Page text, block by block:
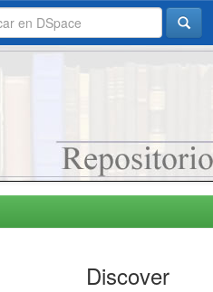
Discover